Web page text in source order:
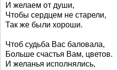
И желаем от души,
Чтобы сердцем не старели,
Так же были хороши.
Чтоб судьба Вас баловала,
Больше счастья Вам, цветов.
И желанья исполнялись,